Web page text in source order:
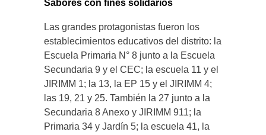
Sabores con fines solidarios
Las grandes protagonistas fueron los
establecimientos educativos del distrito: la
Escuela Primaria N° 8 junto a la Escuela
Secundaria 9 y el CEC; la escuela 11 y el
JIRIMM 1; la 13, la EP 15 y el JIRIMM 4;
las 19, 21 y 25. También la 27 junto a la
Secundaria 8 Anexo y JIRIMM 911; la
Primaria 34 y Jardín 5; la escuela 41, la